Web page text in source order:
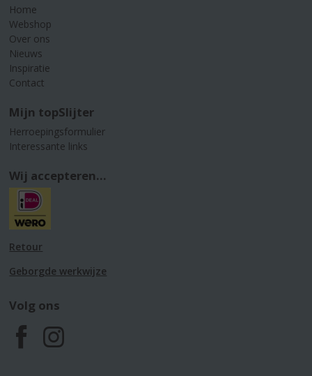
Home
Webshop
Over ons
Nieuws
Inspiratie
Contact
Mijn topSlijter
Herroepingsformulier
Interessante links
Wij accepteren...
Retour
Geborgde werkwijze
Volg ons
F
I